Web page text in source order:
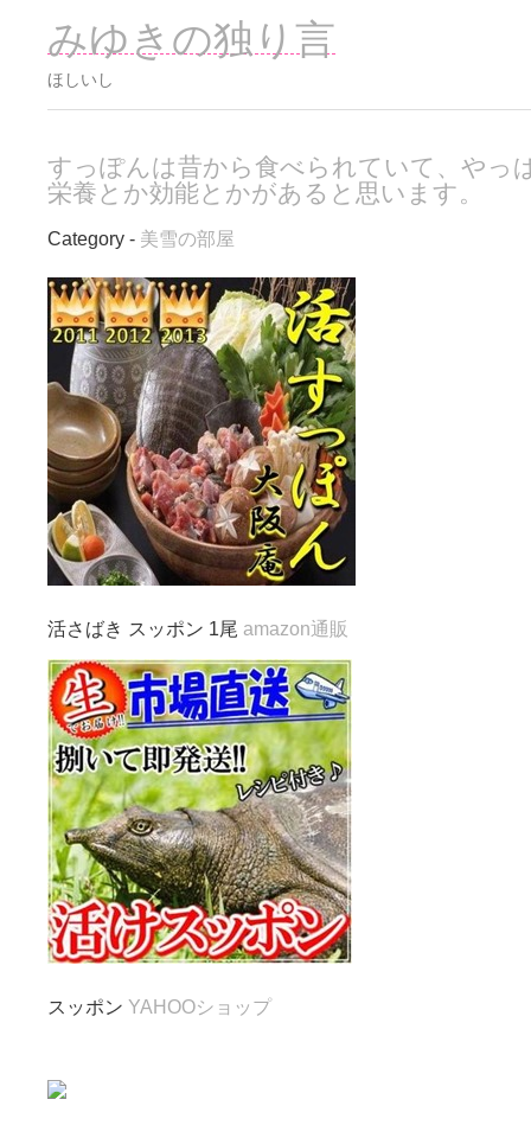
みゆきの独り言
ほしいし
すっぽんは昔から食べられていて、やっ
栄養とか効能とかがあると思います。
Category - 美雪の部屋
活さばき スッポン 1尾 amazon通販
スッポン YAHOOショップ